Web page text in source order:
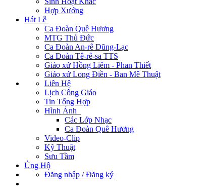
Hợp Xướng
Hát Lễ
Ca Đoàn Quê Hương
MTG Thủ Đức
Ca Đoàn An-rê Dũng-Lạc
Ca Đoàn Tê-rê-sa TTS
Giáo xứ Hồng Liêm - Phan Thiết
Giáo xứ Long Điền - Ban Mê Thuật
Liên Hệ
Lịch Công Giáo
Tin Tổng Hợp
Hình Ảnh
Các Lớp Nhạc
Ca Đoàn Quê Hương
Video-Clip
Kỹ Thuật
Sưu Tầm
Ủng Hộ
Đăng nhập / Đăng ký